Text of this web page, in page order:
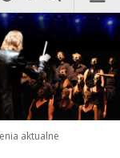
aktualne